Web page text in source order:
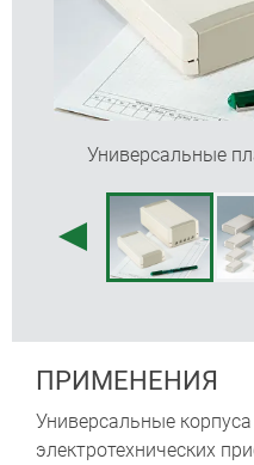
вентиляционные
служить для
качестве отверстий
удобная система
специальные
устанавливать
степень защиты IP40
углублённая
плёночной
Универсальные
ПРИМЕНЕНИЯ
Универсальные
электротехнических